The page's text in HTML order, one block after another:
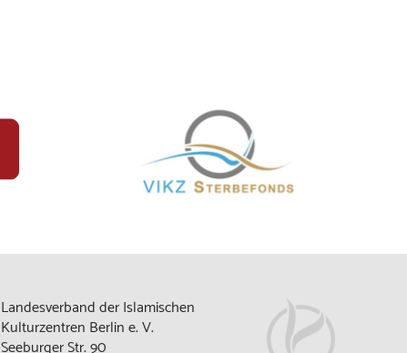
Landesverband der Islamischen
Kulturzentren Berlin e. V.
Seeburger Str. 90